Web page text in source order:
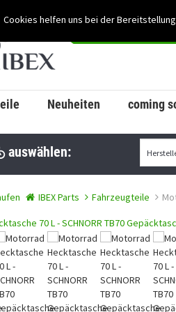
Cookies helfen uns bei der
Neuheiten coming
auswählen:
IBEX Parts Fahrzeugteile